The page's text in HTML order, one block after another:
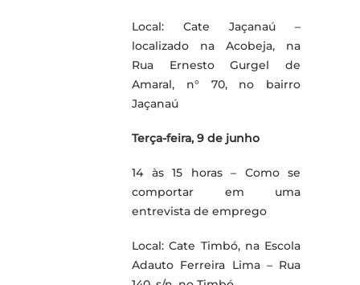
Local: Cate Jaçanaú –
localizado na Acobeja, na
Rua Ernesto Gurgel de
Amaral, n° 70, no bairro
Jaçanaú
Terça-feira, 9 de junho
14 às 15 horas – Como se
comportar em uma
entrevista de emprego
Local: Cate Timbó, na Escola
Adauto Ferreira Lima – Rua